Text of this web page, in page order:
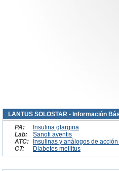
LANTUS SOLOSTAR - Información
PA:
Insulina glargina
Lab:
Sanofi aventis
ATC:
Insulinas y análogos de
CT:
Diabetes mellitus